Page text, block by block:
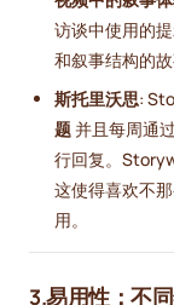
访谈中使用的
和叙事结构的故
斯托里沃思:
题并且每周通
行回复。
这使得喜欢不
用。
3.易用性：不